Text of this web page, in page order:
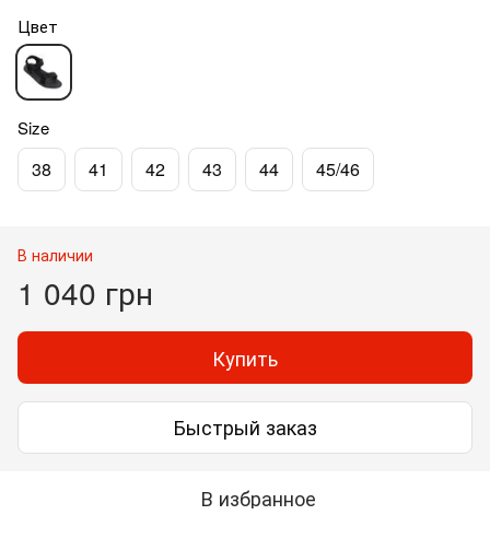
Цвет
Size
38 41 42 43 44 45/46
В наличии
1 040 грн
Купить
Быстрый заказ
В избранное